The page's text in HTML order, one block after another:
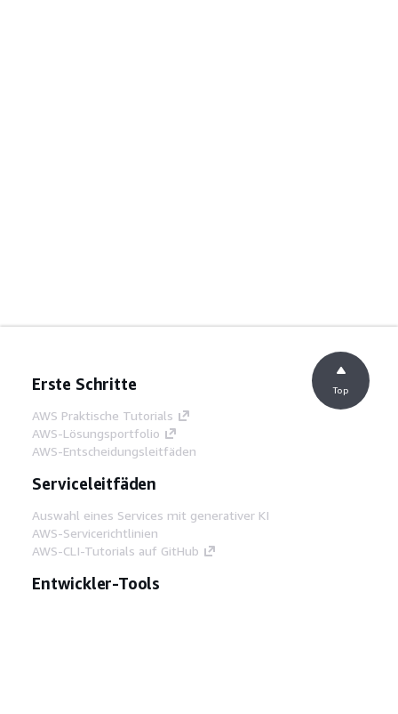
Erste Schritte
AWS Praktische Tutorials
AWS-Lösungsportfolio
AWS-Entscheidungsleitfäden
Serviceleitfäden
Auswahl eines Services mit generativer KI
AWS-Servicerichtlinien
AWS-CLI-Tutorials auf GitHub
Entwickler-Tools
Top